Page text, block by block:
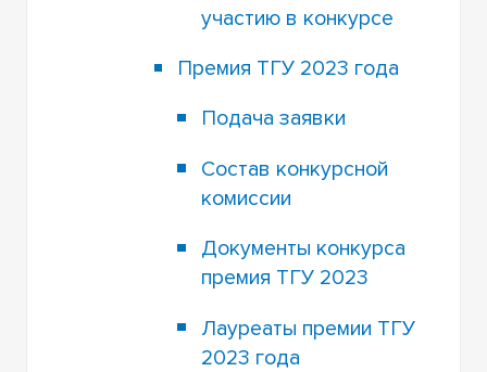
участию в конкурсе
Премия ТГУ 2023 года
Подача заявки
Состав конкурсной
комиссии
Документы конкурса
премия ТГУ 2023
Лауреаты премии ТГУ
2023 года